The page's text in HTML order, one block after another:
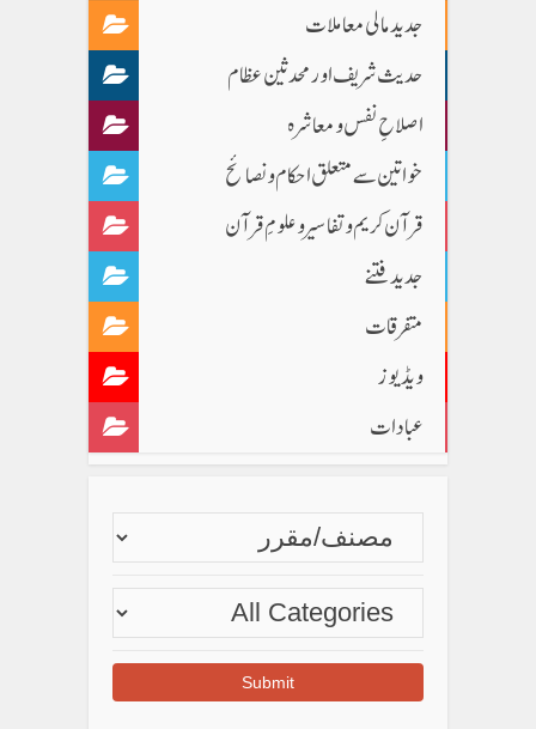
جدید مالی معاملات
حدیث شریف اور محدثین عظام
اصلاحِ نفس و معاشرہ
خواتین سے متعلق احکام و نصائح
قرآن کریم و تفاسیر و علومِ قرآن
جدید فتنے
متفرقات
ویڈیوز
عبادات